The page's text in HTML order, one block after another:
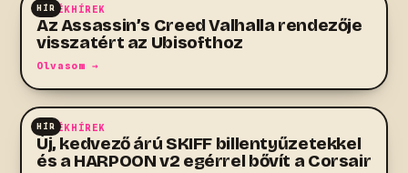
HÍR
JÁTÉKHÍREK
Az Assassin’s Creed Valhalla rendezője
visszatért az Ubisofthoz
Olvasom →
HÍR
JÁTÉKHÍREK
Új, kedvező árú SKIFF billentyűzetekkel
és a HARPOON v2 egérrel bővít a Corsair